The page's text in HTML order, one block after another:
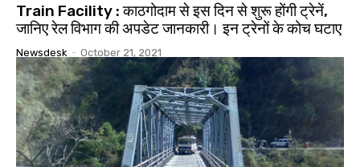
Train Facility : काठगोदाम से इस दिन से शुरू होंगी ट्रेनें,
जानिए रेल विभाग की अपडेट जानकारी। इन ट्रेनों के कोच घटाए
Newsdesk - October 21, 2021